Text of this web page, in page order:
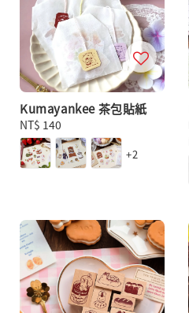
Kumayankee 茶包貼紙
Regular
price
NT$ 140
+2